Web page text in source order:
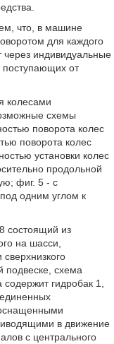
что, в машине
для каждого
через индивидуальные
от
колесами
схемы
поворота колес
поворота колес
установки колес
продольной
фиг. 5 - с
одним углом к
состоящий из
на шасси,
подвеске, схема
гидробак 1,
в движение
с центрального